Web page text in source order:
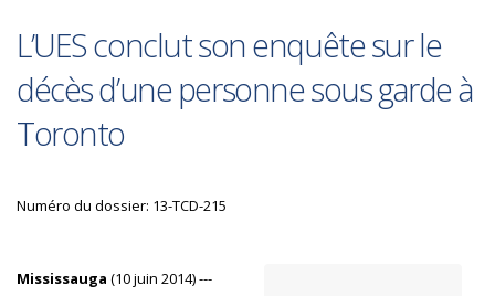
L’UES conclut son enquête sur le
décès d’une personne sous garde à
Toronto
Numéro du dossier: 13-TCD-215
Mississauga (10 juin 2014) ---